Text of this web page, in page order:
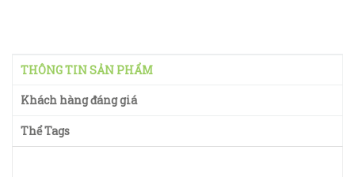
THÔNG TIN SẢN PHẨM
Khách hàng đáng giá
Thể Tags